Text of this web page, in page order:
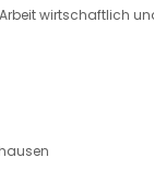
wirtschaftlich